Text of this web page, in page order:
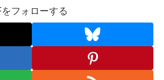
をフォローする